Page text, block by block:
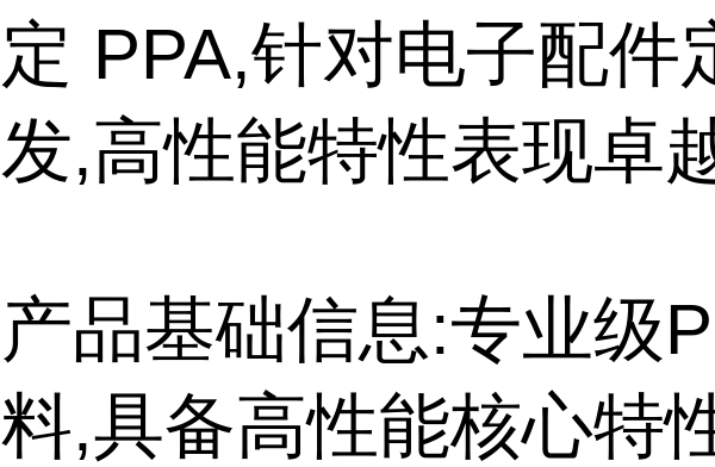
定 PPA,针对电子配件
发,高性能特性表现卓
产品基础信息:专业级
料,具备高性能核心特